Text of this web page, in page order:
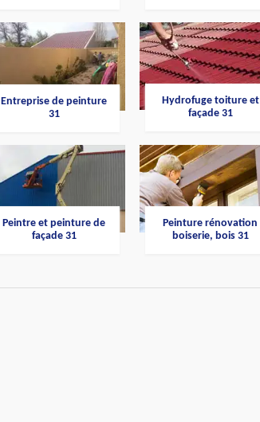
Entreprise de peinture
31
Hydrofuge toiture et
façade 31
Peintre et peinture de
façade 31
Peinture rénovation
boiserie, bois 31